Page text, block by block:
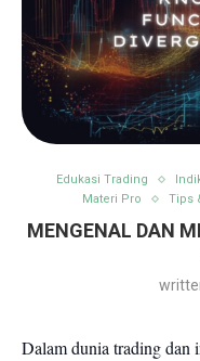
Edukasi Trading
Materi Pro
Tips
MENGENAL DAN
Dalam dunia trading dan